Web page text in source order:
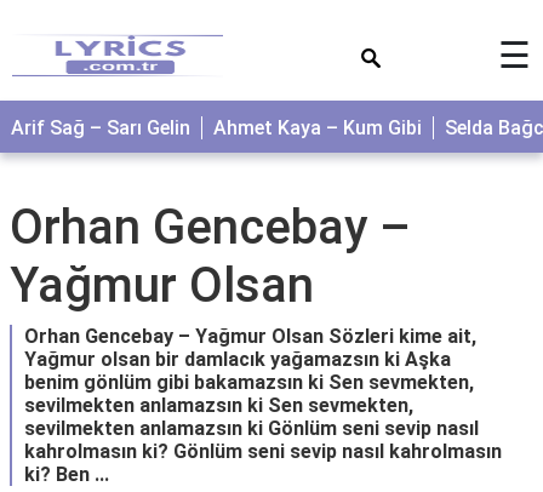
☰
Arif Sağ – Sarı Gelin Ahmet Kaya – Kum Gibi Selda
Orhan Gencebay –
Yağmur Olsan
Orhan Gencebay – Yağmur Olsan Sözleri kime ait,
Yağmur olsan bir damlacık yağamazsın ki Aşka
benim gönlüm gibi bakamazsın ki Sen sevmekten,
sevilmekten anlamazsın ki Sen sevmekten,
sevilmekten anlamazsın ki Gönlüm seni sevip nasıl
kahrolmasın ki? Gönlüm seni sevip nasıl kahrolmasın
ki? Ben ...